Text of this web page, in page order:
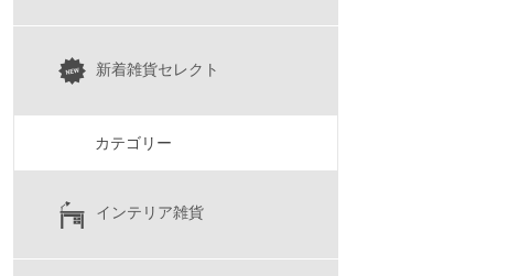
新着雑貨セレクト
カテゴリー
インテリア雑貨